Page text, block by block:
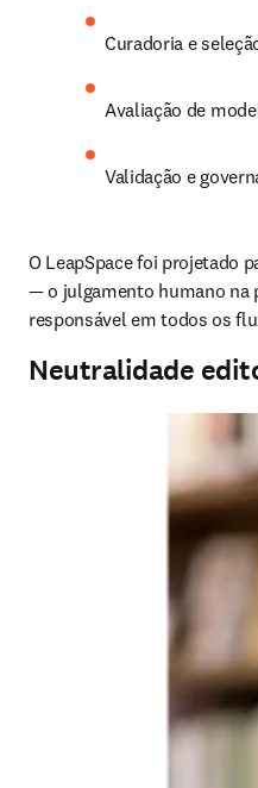
Curadoria e
Avaliação de
Validação e
O LeapSpace foi projetado
— o julgamento humano na
responsável em todos os
Neutralidade